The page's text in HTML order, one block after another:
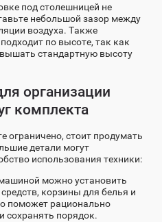
под столешницей не
небольшой зазор между
воздуха. Также
по высоте, так как
стандартную высоту
организации
комплекта
ограничено, стоит продумать
детали могут
использования техники:
можно установить
корзины для белья и
поможет рационально
сохранять порядок.